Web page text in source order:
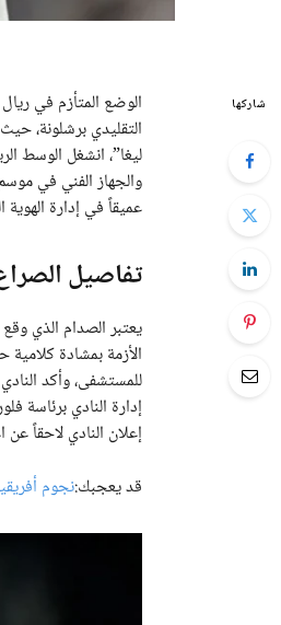
شاركها
الوضع المتأزم في
التقليدي برشلونة،
ليغا”، انشغل الوسط
والجهاز الفني في
عميقاً في إدارة
تفاصيل
يعتبر الصدام الذي
الأزمة بمشادة
إعلان النادي لاحقاً عن
قد يعجبك:نجوم